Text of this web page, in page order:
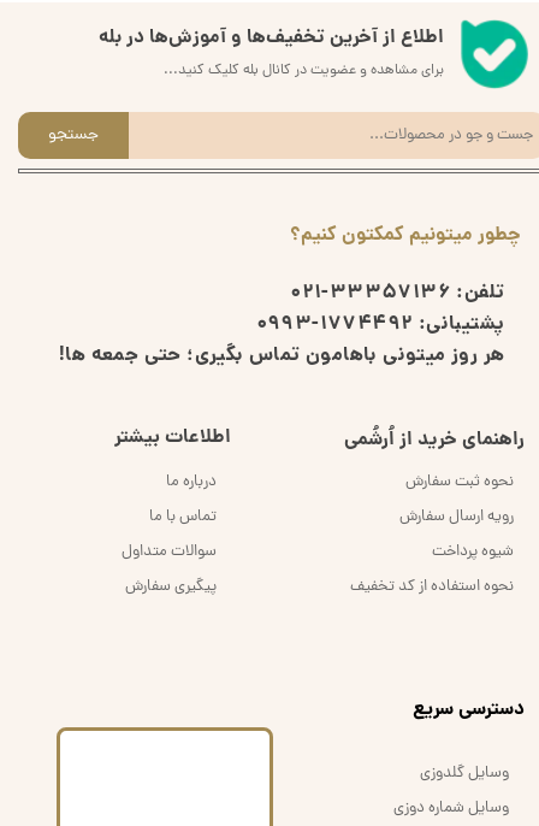
چطور میتونیم کمکتون کنیم؟
تلفن: 33357136-021
پشتیبانی: 1774492-0993
هر روز میتونی باهامون تماس بگیری؛ حتی جمعه ها!
راهنمای خرید از اُرشُمی
نحوه ثبت سفارش
رویه ارسال سفارش
شیوه پرداخت
نحوه استفاده از کد تخفیف
اطلاعات بیشتر
درباره ما
تماس با ما
سوالات متداول
پیگیری سفارش
اطلاع از آخرین تخفیف‌ها و آموزش‌ها در بله
برای مشاهده و عضویت در کانال بله کلیک کنید...
جستجو
​دسترسی سریع
وسایل گلدوزی
وسایل شماره دوزی